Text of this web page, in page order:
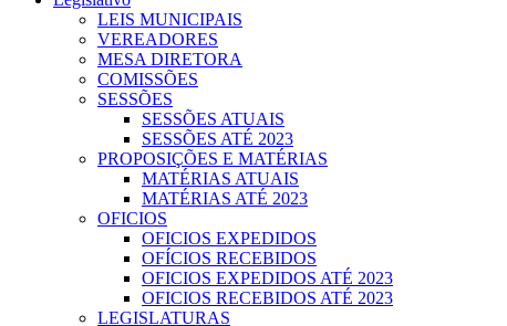
LEIS MUNICIPAIS
VEREADORES
MESA DIRETORA
COMISSÕES
SESSÕES
SESSÕES ATUAIS
SESSÕES ATÉ 2023
PROPOSIÇÕES E MATÉRIAS
MATÉRIAS ATUAIS
MATÉRIAS ATÉ 2023
OFICIOS
OFICIOS EXPEDIDOS
OFÍCIOS RECEBIDOS
OFICIOS EXPEDIDOS ATÉ 2023
OFICIOS RECEBIDOS ATÉ 2023
LEGISLATURAS